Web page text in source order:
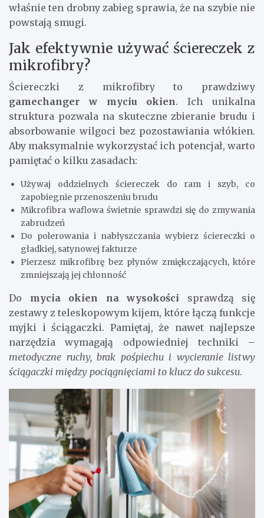
właśnie ten drobny zabieg sprawia, że na szybie nie
powstają smugi.
Jak efektywnie używać ściereczek z
mikrofibry?
Ściereczki z mikrofibry to prawdziwy
gamechanger w myciu okien. Ich unikalna
struktura pozwala na skuteczne zbieranie brudu i
absorbowanie wilgoci bez pozostawiania włókien.
Aby maksymalnie wykorzystać ich potencjał, warto
pamiętać o kilku zasadach:
Używaj oddzielnych ściereczek do ram i szyb, co
zapobiegnie przenoszeniu brudu
Mikrofibra waflowa świetnie sprawdzi się do zmywania
zabrudzeń
Do polerowania i nabłyszczania wybierz ściereczki o
gładkiej, satynowej fakturze
Pierzesz mikrofibrę bez płynów zmiękczających, które
zmniejszają jej chłonność
Do mycia okien na wysokości sprawdzą się
zestawy z teleskopowym kijem, które łączą funkcje
myjki i ściągaczki. Pamiętaj, że nawet najlepsze
narzędzia wymagają odpowiedniej techniki –
metodyczne ruchy, brak pośpiechu i wycieranie listwy
ściągaczki między pociągnięciami to klucz do sukcesu.